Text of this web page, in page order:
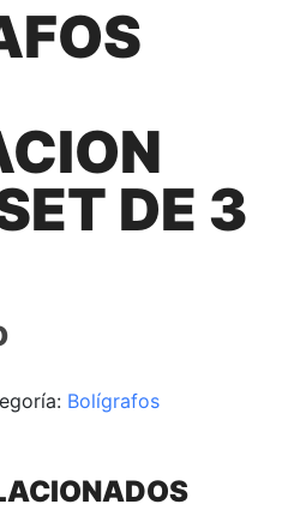
DE 3
Bolígrafos